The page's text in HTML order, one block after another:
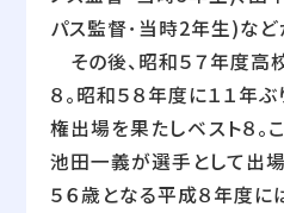
パス監督･当時2年生)など
その後、昭和５７年度
８。昭和５８年度に１１年
権出場を果たしベスト８。
池田一義が選手として出
５６歳となる平成８年度に